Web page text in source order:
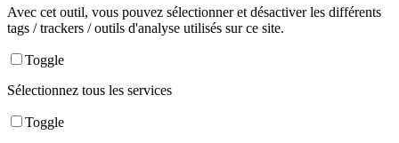
Avec cet outil, vous pouvez sélectionner et désactiver les différents
tags / trackers / outils d'analyse utilisés sur ce site.
Toggle
Sélectionnez tous les services
Toggle